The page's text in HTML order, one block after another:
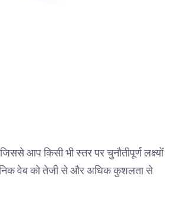
आप किसी भी स्तर पर चुनौतीपूर्ण लक्ष्यों
वेब को तेजी से और अधिक कुशलता से